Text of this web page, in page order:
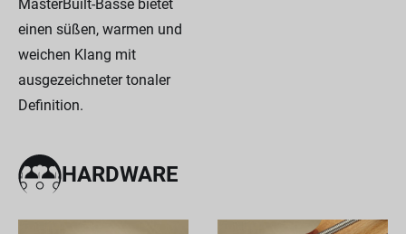
MasterBuilt-Bässe bietet
einen süßen, warmen und
weichen Klang mit
ausgezeichneter tonaler
Definition.
HARDWARE